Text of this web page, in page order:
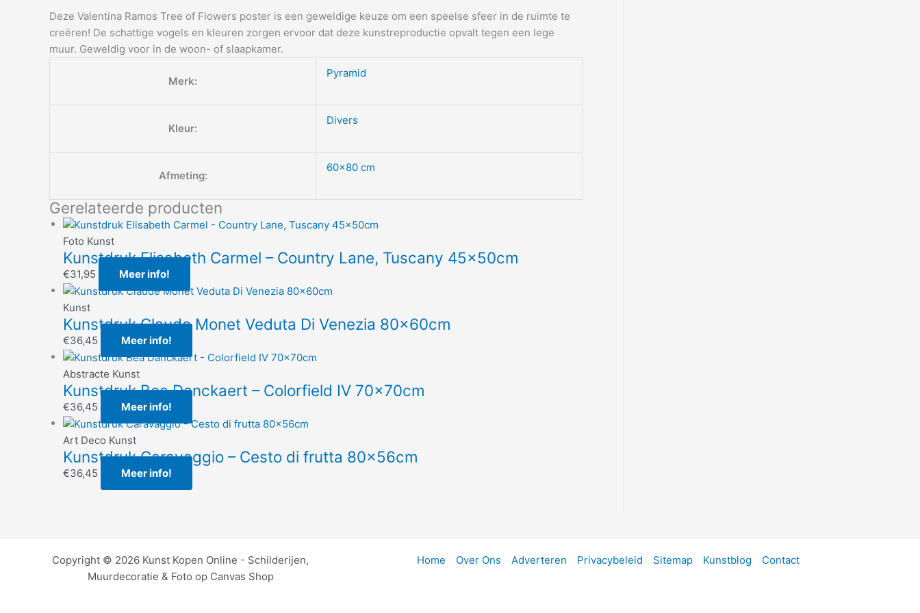
Deze Valentina Ramos Tree of Flowers poster is een geweldige keuze om een speelse sfeer in de ruimte te
creëren! De schattige vogels en kleuren zorgen ervoor dat deze kunstreproductie opvalt tegen een lege
muur. Geweldig voor in de woon- of slaapkamer.
Merk:
Pyramid
Kleur:
Divers
Afmeting:
60×80 cm
Gerelateerde producten
Foto Kunst
Kunstdruk Elisabeth Carmel – Country Lane, Tuscany 45x50cm
€31,95 Meer info!
Kunst
Kunstdruk Claude Monet Veduta Di Venezia 80x60cm
€36,45 Meer info!
Abstracte Kunst
Kunstdruk Bea Danckaert – Colorfield IV 70x70cm
€36,45 Meer info!
Art Deco Kunst
Kunstdruk Caravaggio – Cesto di frutta 80x56cm
€36,45 Meer info!
Copyright © 2026 Kunst Kopen Online - Schilderijen,
Muurdecoratie & Foto op Canvas Shop
Home Over Ons Adverteren Privacybeleid Sitemap Kunstblog Contact